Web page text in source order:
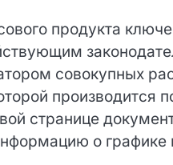
продукта
совокупных
производится
странице